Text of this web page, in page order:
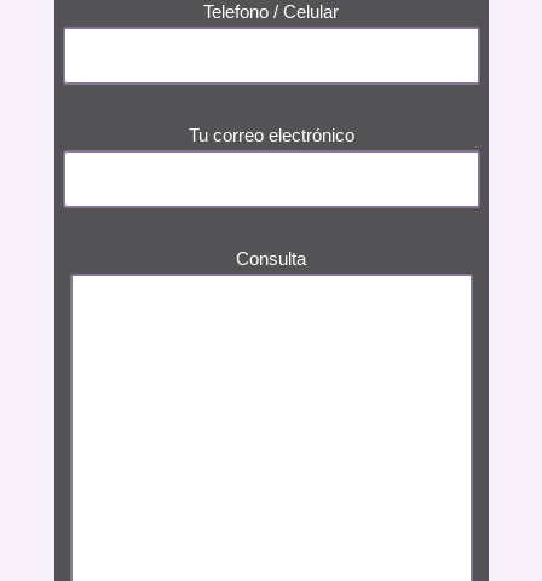
Telefono / Celular
Tu correo electrónico
Consulta